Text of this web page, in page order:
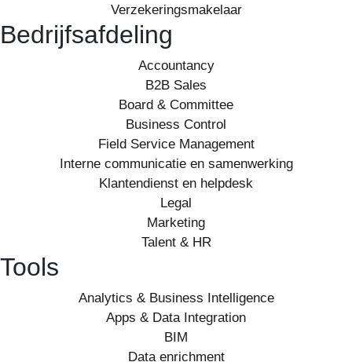
Verzekeringsmakelaar
Bedrijfsafdeling
Accountancy
B2B Sales
Board & Committee
Business Control
Field Service Management
Interne communicatie en samenwerking
Klantendienst en helpdesk
Legal
Marketing
Talent & HR
Tools
Analytics & Business Intelligence
Apps & Data Integration
BIM
Data enrichment